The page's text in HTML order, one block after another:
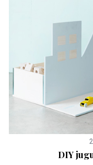
DIY